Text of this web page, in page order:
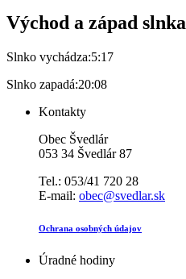
Východ a západ slnka
Slnko vychádza:5:17
Slnko zapadá:20:08
Kontakty
Obec Švedlár
053 34 Švedlár 87
Tel.: 053/41 720 28
E-mail: obec@svedlar.sk
Ochrana osobných údajov
Úradné hodiny